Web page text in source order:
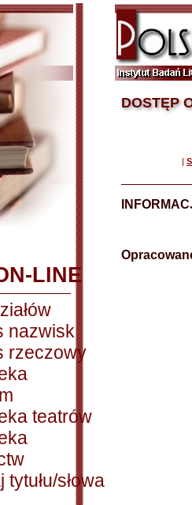
LINE
nazwisk
rzeczowy
teatrów
tytułu/słowa
DOSTĘP
|